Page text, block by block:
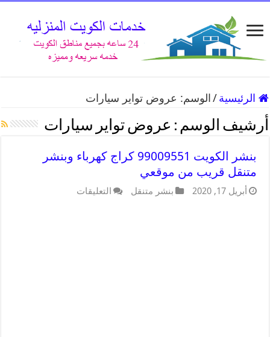
الرئيسية / الوسم: عروض تواير سيارات
أرشيف الوسم : عروض تواير سيارات
بنشر الكويت 99009551 كراج كهرباء وبنشر
متنقل قريب من موقعي
أبريل 17, 2020 بنشر متنقل التعليقات